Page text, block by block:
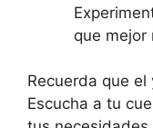
que mejor
Recuerda que
Escucha a tu